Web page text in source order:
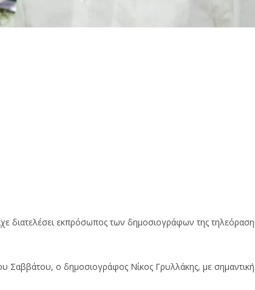
διατελέσει εκπρόσωπος των δημοσιογράφων της
Σαββάτου, ο δημοσιογράφος Νίκος Γρυλλάκης, με